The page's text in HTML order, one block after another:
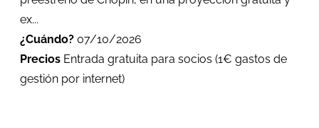
ex...
¿Cuándo? 07/10/2026
Precios Entrada gratuita para socios (1€ gastos de
gestión por internet)